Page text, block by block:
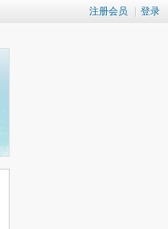
注册会员 登录